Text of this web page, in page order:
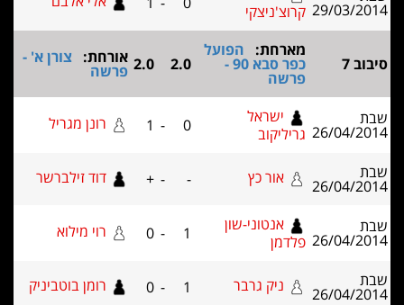
29/ קרוצ'ניצקי
מארחת:הפועל
כפר סבא 90 - 2.0
2.0 אורחת:צורן א' -
פרשה
26/
ישראל
גריליקוב
רונן מגריל
26/ אור כץ דוד זילברשר
26/
אנטוני-שון
פלדמן
1 רוי מילוא
26/ ניק גרבר 1 רומן בוטביניק